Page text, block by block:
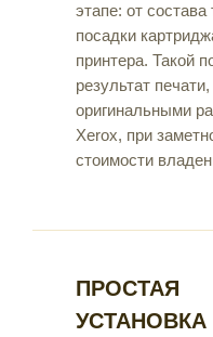
этапе: от состава
посадки
принтера. Такой
результат
оригинальными
Xerox, при
стоимости
ПРОСТАЯ
УСТАНОВКА